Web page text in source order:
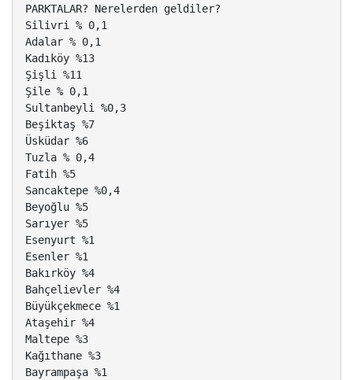
PARKTALAR? Nerelerden geldiler?
Silivri % 0,1
Adalar % 0,1
Kadıköy %13
Şişli %11
Şile % 0,1
Sultanbeyli %0,3
Beşiktaş %7
Üsküdar %6
Tuzla % 0,4
Fatih %5
Sancaktepe %0,4
Beyoğlu %5
Sarıyer %5
Esenyurt %1
Esenler %1
Bakırköy %4
Bahçelievler %4
Büyükçekmece %1
Ataşehir %4
Maltepe %3
Kağıthane %3
Bayrampaşa %1